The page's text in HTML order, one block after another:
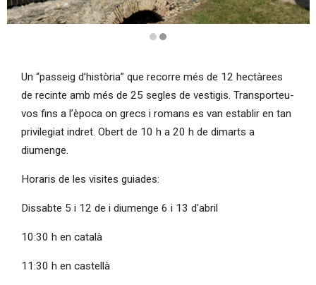
Un “passeig d’història” que recorre més de 12 hectàrees
de recinte amb més de 25 segles de vestigis. Transporteu-
vos fins a l’època on grecs i romans es van establir en tan
privilegiat indret. Obert de 10 h a 20 h de dimarts a
diumenge.
Horaris de les visites guiades:
Dissabte 5 i 12 de i diumenge 6 i 13 d'abril
10:30 h en català
11:30 h en castellà